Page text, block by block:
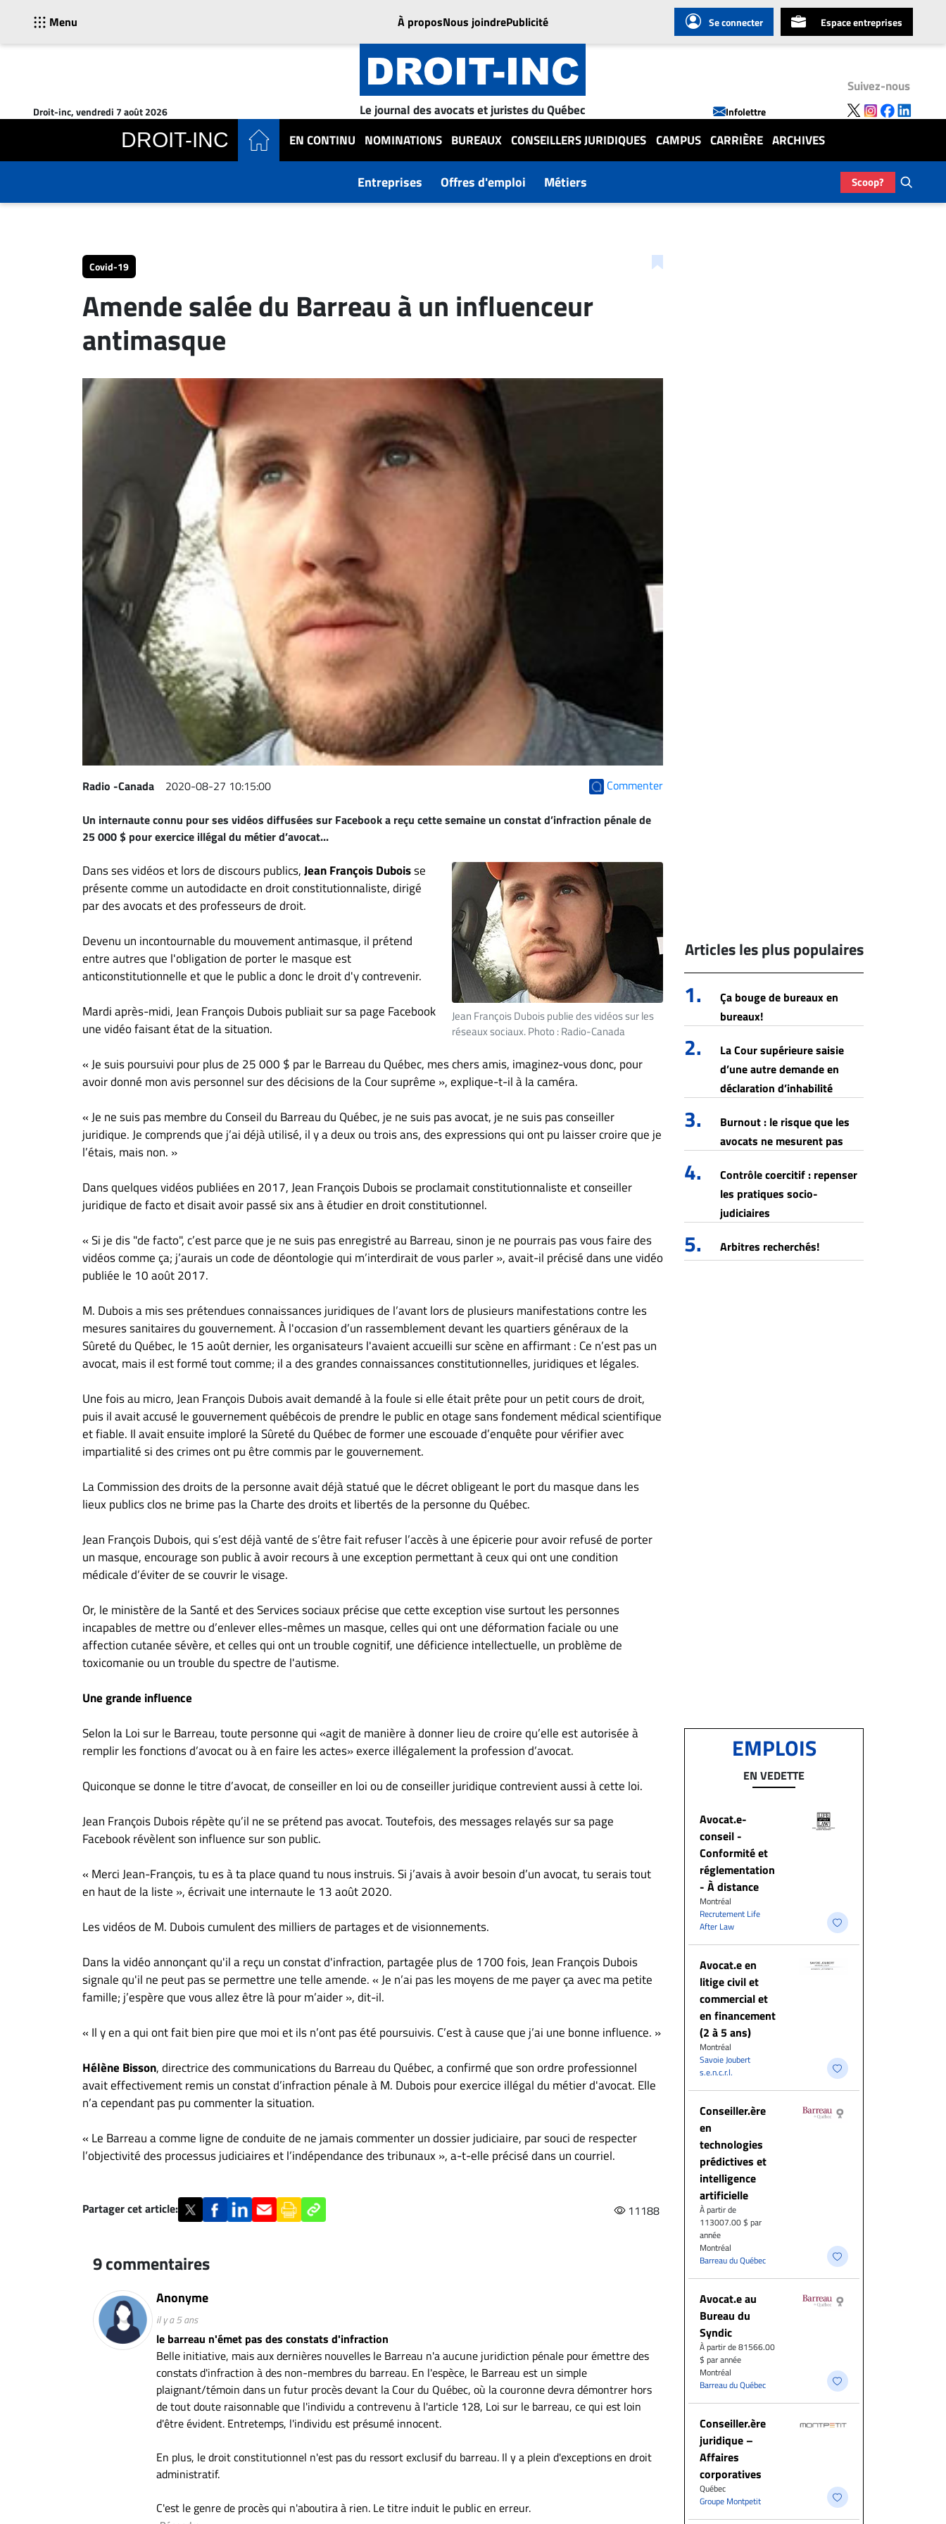
Menu À proposNous joindrePublicité Se connecter Espace entreprises
Droit-inc, vendredi 7 août 2026 Le journal des avocats et juristes du Québec Infolettre
Suivez-nous
DROIT-INC EN CONTINU NOMINATIONS BUREAUX CONSEILLERS JURIDIQUES CAMPUS CARRIÈRE ARCHIVES
Entreprises Offres d'emploi Métiers Scoop?
En
Nominations
Conseillers
CARRIÈRE
ENTREPRISES
recrutements
confidentialité
Covid-19
Amende salée du Barreau à un influenceur
antimasque
Radio -Canada 2020-08-27 10:15:00 Commenter
Un internaute connu pour ses vidéos diffusées sur Facebook a reçu cette semaine un constat d’infraction pénale de
25 000 $ pour exercice illégal du métier d’avocat...
Jean François Dubois publie des vidéos sur les
réseaux sociaux. Photo : Radio-Canada
Dans ses vidéos et lors de discours publics,Jean François Duboisse
présente comme un autodidacte en droit constitutionnaliste, dirigé
par des avocats et des professeurs de droit.
Devenu un incontournable du mouvement antimasque, il prétend
entre autres que l'obligation de porter le masque est
anticonstitutionnelle et que le public a donc le droit d'y contrevenir.
Mardi après-midi, Jean François Dubois publiait sur sa page Facebook
une vidéo faisant état de la situation.
« Je suis poursuivi pour plus de 25 000 $ par le Barreau du Québec, mes chers amis, imaginez-vous donc, pour
avoir donné mon avis personnel sur des décisions de la Cour suprême », explique-t-il à la caméra.
« Je ne suis pas membre du Conseil du Barreau du Québec, je ne suis pas avocat, je ne suis pas conseiller
juridique. Je comprends que j’ai déjà utilisé, il y a deux ou trois ans, des expressions qui ont pu laisser croire que je
l’étais, mais non. »
Dans quelques vidéos publiées en 2017, Jean François Dubois se proclamait constitutionnaliste et conseiller
juridique de facto et disait avoir passé six ans à étudier en droit constitutionnel.
« Si je dis "de facto", c’est parce que je ne suis pas enregistré au Barreau, sinon je ne pourrais pas vous faire des
vidéos comme ça; j’aurais un code de déontologie qui m’interdirait de vous parler », avait-il précisé dans une vidéo
publiée le 10 août 2017.
M. Dubois a mis ses prétendues connaissances juridiques de l’avant lors de plusieurs manifestations contre les
mesures sanitaires du gouvernement. À l'occasion d’un rassemblement devant les quartiers généraux de la
Sûreté du Québec, le 15 août dernier, les organisateurs l'avaient accueilli sur scène en affirmant : Ce n’est pas un
avocat, mais il est formé tout comme; il a des grandes connaissances constitutionnelles, juridiques et légales.
Une fois au micro, Jean François Dubois avait demandé à la foule si elle était prête pour un petit cours de droit,
puis il avait accusé le gouvernement québécois de prendre le public en otage sans fondement médical scientifique
et fiable. Il avait ensuite imploré la Sûreté du Québec de former une escouade d’enquête pour vérifier avec
impartialité si des crimes ont pu être commis par le gouvernement.
La Commission des droits de la personne avait déjà statué que le décret obligeant le port du masque dans les
lieux publics clos ne brime pas la Charte des droits et libertés de la personne du Québec.
Jean François Dubois, qui s’est déjà vanté de s’être fait refuser l’accès à une épicerie pour avoir refusé de porter
un masque, encourage son public à avoir recours à une exception permettant à ceux qui ont une condition
médicale d’éviter de se couvrir le visage.
Or, le ministère de la Santé et des Services sociaux précise que cette exception vise surtout les personnes
incapables de mettre ou d’enlever elles-mêmes un masque, celles qui ont une déformation faciale ou une
affection cutanée sévère, et celles qui ont un trouble cognitif, une déficience intellectuelle, un problème de
toxicomanie ou un trouble du spectre de l'autisme.
Une grande influence
Selon la Loi sur le Barreau, toute personne qui «agit de manière à donner lieu de croire qu’elle est autorisée à
remplir les fonctions d’avocat ou à en faire les actes» exerce illégalement la profession d’avocat.
Quiconque se donne le titre d’avocat, de conseiller en loi ou de conseiller juridique contrevient aussi à cette loi.
Jean François Dubois répète qu’il ne se prétend pas avocat. Toutefois, des messages relayés sur sa page
Facebook révèlent son influence sur son public.
« Merci Jean-François, tu es à ta place quand tu nous instruis. Si j’avais à avoir besoin d’un avocat, tu serais tout
en haut de la liste », écrivait une internaute le 13 août 2020.
Les vidéos de M. Dubois cumulent des milliers de partages et de visionnements.
Dans la vidéo annonçant qu'il a reçu un constat d'infraction, partagée plus de 1700 fois, Jean François Dubois
signale qu'il ne peut pas se permettre une telle amende. « Je n’ai pas les moyens de me payer ça avec ma petite
famille; j’espère que vous allez être là pour m’aider », dit-il.
« Il y en a qui ont fait bien pire que moi et ils n’ont pas été poursuivis. C’est à cause que j’ai une bonne influence. »
Hélène Bisson, directrice des communications du Barreau du Québec, a confirmé que son ordre professionnel
avait effectivement remis un constat d’infraction pénale à M. Dubois pour exercice illégal du métier d'avocat. Elle
n’a cependant pas pu commenter la situation.
« Le Barreau a comme ligne de conduite de ne jamais commenter un dossier judiciaire, par souci de respecter
l’objectivité des processus judiciaires et l’indépendance des tribunaux », a-t-elle précisé dans un courriel.
Partager cet article: 11188
9 commentaires
Anonyme
il y a 5 ans
le barreau n'émet pas des constats d'infraction
Belle initiative, mais aux dernières nouvelles le Barreau n'a aucune juridiction pénale pour émettre des
constats d'infraction à des non-membres du barreau. En l'espèce, le Barreau est un simple
plaignant/témoin dans un futur procès devant la Cour du Québec, où la couronne devra démontrer hors
de tout doute raisonnable que l'individu a contrevenu à l'article 128, Loi sur le barreau, ce qui est loin
d'être évident. Entretemps, l'individu est présumé innocent.
En plus, le droit constitutionnel n'est pas du ressort exclusif du barreau. Il y a plein d'exceptions en droit
administratif.
C'est le genre de procès qui n'aboutira à rien. Le titre induit le public en erreur.
Articles les plus populaires
1.
Ça bouge de bureaux en
bureaux!
2.
La Cour supérieure saisie
d’une autre demande en
déclaration d’inhabilité
3.
Burnout : le risque que les
avocats ne mesurent pas
4.
Contrôle coercitif : repenser
les pratiques socio-
judiciaires
5. Arbitres recherchés!
EMPLOIS
EN VEDETTE
​Avocat.e-
conseil -
Conformité et
réglementation
- À distance
Montréal
Recrutement Life
After Law
Avocat.e en
litige civil et
commercial et
en financement
(2 à 5 ans)
Montréal
Savoie Joubert
s.e.n.c.r.l.
Conseiller.ère
en
technologies
prédictives et
intelligence
artificielle
À partir de
113007.00 $ par
année
Montréal
Barreau du Québec
Avocat.e au
Bureau du
Syndic
À partir de 81566.00
$ par année
Montréal
Barreau du Québec
Conseiller.ère
juridique –
Affaires
corporatives
Québec
Groupe Montpetit